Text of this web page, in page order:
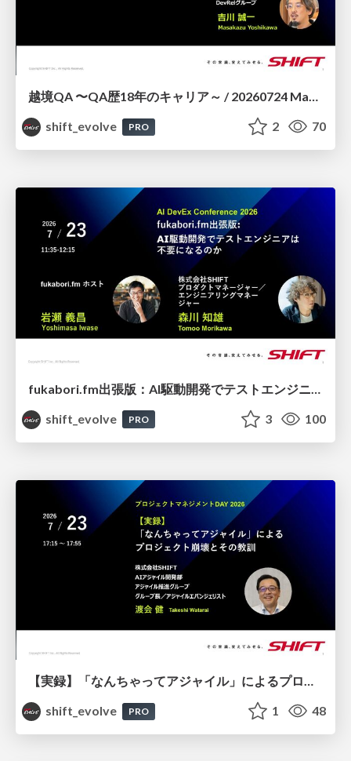
越境QA 〜QA歴18年のキャリア～ / 20260724 Masakazu Yoshikawa
shift_evolve
PRO 2 70
shift_evolve
PRO 3 100
【実録】「なんちゃってアジャイル」によるプロジェクト崩壊とその教訓 / 20260723 Takeshi Watarai
shift_evolve
PRO 1 48